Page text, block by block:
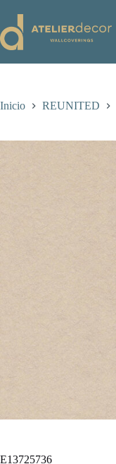
contenido
Inicio REUNITED
E13725736